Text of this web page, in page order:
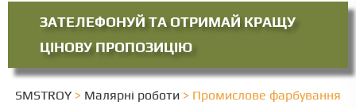
ЗАТЕЛЕФОНУЙ ТА ОТРИМАЙ КРАЩУ
ЦІНОВУ ПРОПОЗИЦІЮ
SMSTROY > Малярні роботи > Промислове фарбування